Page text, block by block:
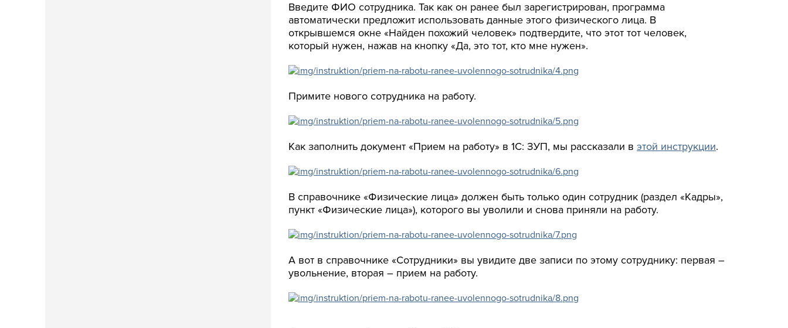
Введите ФИО сотрудника. Так как он ранее был зарегистрирован, программа
автоматически предложит использовать данные этого физического лица. В
открывшемся окне «Найден похожий человек» подтвердите, что этот тот человек,
который нужен, нажав на кнопку «Да, это тот, кто мне нужен».
Примите нового сотрудника на работу.
Как заполнить документ «Прием на работу» в 1С: ЗУП, мы рассказали в этой инструкции.
В справочнике «Физические лица» должен быть только один сотрудник (раздел «Кадры»,
пункт «Физические лица»), которого вы уволили и снова приняли на работу.
А вот в справочнике «Сотрудники» вы увидите две записи по этому сотруднику: первая –
увольнение, вторая – прием на работу.